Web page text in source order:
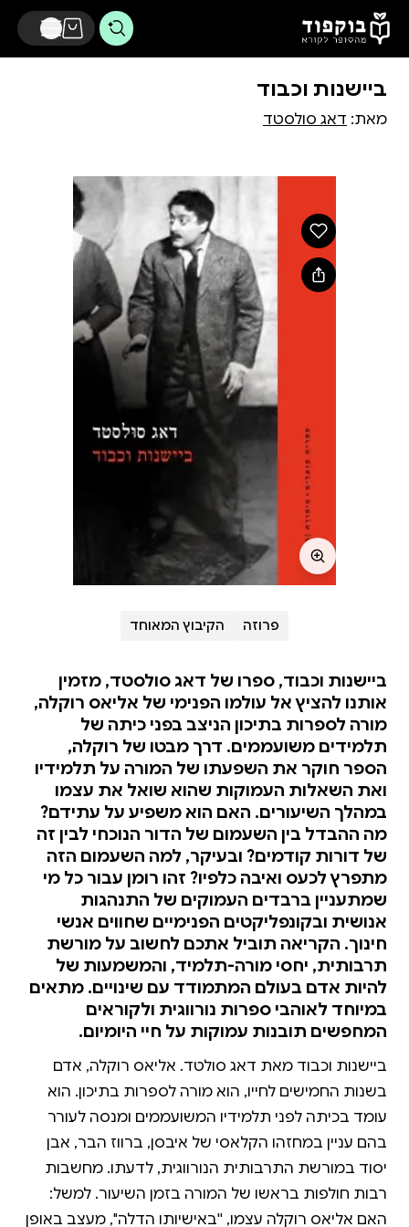
דלג לתוכן הראשי
ביישנות וכבוד
מאת: דאג סולסטד
פרוזה הקיבוץ המאוחד
ביישנות וכבוד, ספרו של דאג סולסטד, מזמין
אותנו להציץ אל עולמו הפנימי של אליאס רוקלה,
מורה לספרות בתיכון הניצב בפני כיתה של
תלמידים משועממים. דרך מבטו של רוקלה,
הספר חוקר את השפעתו של המורה על תלמידיו
ואת השאלות העמוקות שהוא שואל את עצמו
במהלך השיעורים. האם הוא משפיע על עתידם?
מה ההבדל בין השעמום של הדור הנוכחי לבין זה
של דורות קודמים? ובעיקר, למה השעמום הזה
מתפרץ לכעס ואיבה כלפיו? זהו רומן עבור כל מי
שמתעניין ברבדים העמוקים של התנהגות
אנושית ובקונפליקטים הפנימיים שחווים אנשי
חינוך. הקריאה תוביל אתכם לחשוב על מורשת
תרבותית, יחסי מורה-תלמיד, והמשמעות של
להיות אדם בעולם המתמודד עם שינויים. מתאים
במיוחד לאוהבי ספרות נורווגית ולקוראים
המחפשים תובנות עמוקות על חיי היומיום.
ביישנות וכבוד מאת דאג סולטד. אליאס רוקלה, אדם
בשנות החמישים לחייו, הוא מורה לספרות בתיכון. הוא
עומד בכיתה לפני תלמידיו המשועממים ומנסה לעורר
בהם עניין במחזהו הקלאסי של איבסן, ברווז הבר, אבן
יסוד במורשת התרבותית הנורווגית, לדעתו. מחשבות
רבות חולפות בראשו של המורה בזמן השיעור. למשל:
האם אליאס רוקלה עצמו, ''באישיותו הדלה'', מעצב באופן